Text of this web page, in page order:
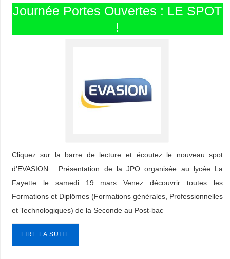
Journée Portes Ouvertes : LE SPOT
!
Cliquez sur la barre de lecture et écoutez le nouveau spot
d’EVASION : Présentation de la JPO organisée au lycée La
Fayette le samedi 19 mars Venez découvrir toutes les
Formations et Diplômes (Formations générales, Professionnelles
et Technologiques) de la Seconde au Post-bac
LIRE LA SUITE